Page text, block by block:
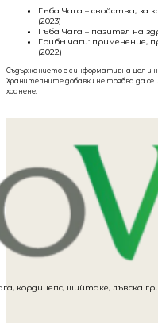
Гъба Чага – свойства, за
(2023)
Гъба Чага – пазител на
Грибы чаги: применение,
(2022)
Съдържанието е с информативна цел и
Хранителните добавки не трябва да
хранене.
кордицепс, шийтаке, лъвска